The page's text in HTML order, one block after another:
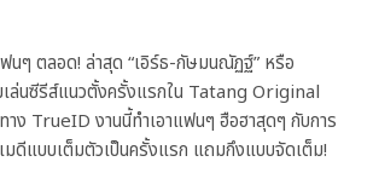
ฟนๆ ตลอด! ล่าสุด “เอิร์ธ-กัษมนณัฏฐ์” หรือ
ล่นซีรีส์แนวตั้งครั้งแรกใน Tatang Original
าง TrueID งานนี้ทําเอาแฟนๆ ฮือฮาสุดๆ กับการ
มดีแบบเต็มตัวเป็นครั้งแรก แถมกึงแบบจัดเต็ม!